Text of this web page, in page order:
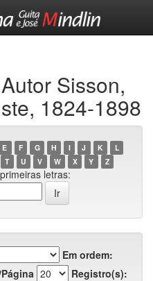
Sisson,
1824-1898
E F G H I J K
L
T U V W X Y Z
letras:
Em ordem:
Registro(s):